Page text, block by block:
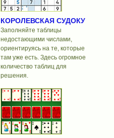
КОРОЛЕВСКАЯ СУДОКУ
Заполняйте таблицы
недостающими числами,
ориентируясь на те, которые
там уже есть. Здесь огромное
количество таблиц для
решения.